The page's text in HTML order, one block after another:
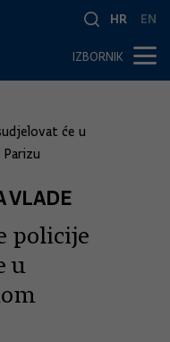
HR EN
IZBORNIK
će u
VLADE
policije
u